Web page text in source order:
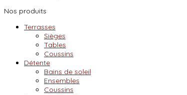
Nos produits
Terrasses
Sièges
Tables
Coussins
Détente
Bains de soleil
Ensembles
Coussins